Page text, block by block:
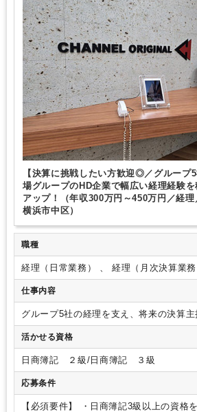
【決算に挑戦したい方歓迎◎／グループ
場グループのHD企業で幅広い経理経験
アップ！（年収300万円～450万円／経
横浜市中区）
職種
経理（日常業務） 、 経理（月次決算業
仕事内容
グループ5社の経理を支え、将来の決算主
ョンです。（ご経験によっては補助業務
掛金・買掛金の管理および入金消込、支
算）決算サポート ・月次決算・年次決算
の作成サポート）
経理業務のデジタル化・フロー改善（マ
進補助）・他部署およびグループ各社と
活かせる資格
日商簿記 ２級/日商簿記 ３級
応募条件
【必須要件】 ・日商簿記3級以上の資格